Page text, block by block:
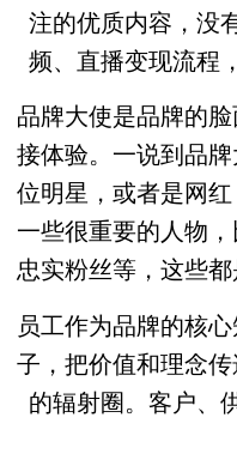
注的优质内容，没
频、直播变现流程
品牌大使是品牌的
接体验。一说到品
位明星，或者是网
一些很重要的人物，
忠实粉丝等，这些都
员工作为品牌的核
子，把价值和理念
的辐射圈。客户、